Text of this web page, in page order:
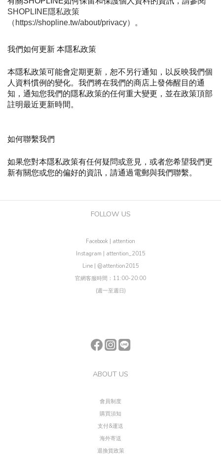
SHOPLINE隱私政策
（https://shopline.tw/about/privacy）。
我們如何更新 本隱私政策
本隱私政策可能會定期更新，恕不另行通知，以反映我們個
人資料慣例的變化。我們將在我們的商店上發佈醒目的通
知，通知您我們的隱私政策的任何重大變更，並在政策頂部
註明最近更新時間。
如何聯繫我們
如果您對本隱私政策有任何疑問或意見，或者您希望我們更
新有關您或您的偏好的資訊，請通過電郵與我們聯繫。
FOLLOW US
Facebook | attention
Instagram | attention_2015
Line | @attention2015
官網客服時間：11:00-20:00
(週一至週日)
ABOUT US
會員制度
購買須知
支付&運送
海外寄送
退換貨政策